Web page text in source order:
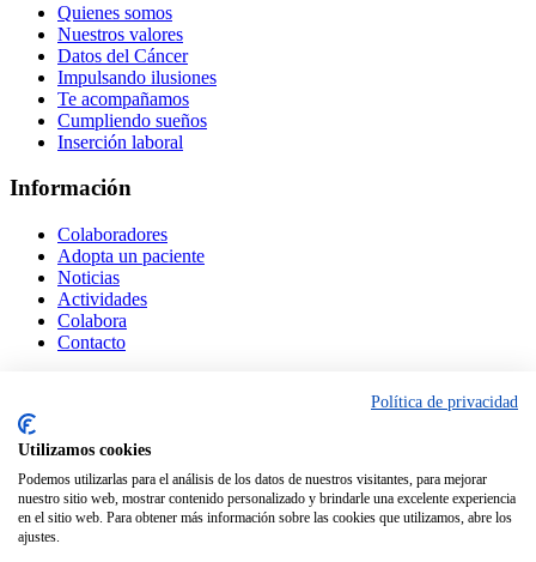
Quienes somos
Nuestros valores
Datos del Cáncer
Impulsando ilusiones
Te acompañamos
Cumpliendo sueños
Inserción laboral
Información
Colaboradores
Adopta un paciente
Noticias
Actividades
Colabora
Contacto
Polígono industrial Herencia (Ciudad Real)
•613 874 371
•contigo@lanzasuenos.org
Política de privacidad
Utilizamos cookies
Podemos utilizarlas para el análisis de los datos de nuestros visitantes, para mejorar
nuestro sitio web, mostrar contenido personalizado y brindarle una excelente experiencia
en el sitio web. Para obtener más información sobre las cookies que utilizamos, abre los
ajustes.